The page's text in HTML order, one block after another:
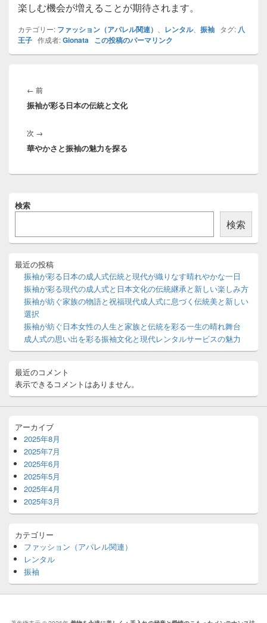
楽しむ機会が増えることが期待されます。
カテゴリー: ファッション（アパレル関連） レンタル、 振袖 タグ: 八
王子 作成者:Gionata この投稿のパーマリンク
稿
ナ
ゲ
ー
シ
← 前前
の
振袖が彩る日本の伝統と文化
次 →
の
稿:
華やかさと振袖の魅力を探る
イ
イ
バ
エ
ア
検索
検索
最近の投稿
振袖が彩る日本の成人式伝統と現代が織りなす晴れやかな一日
振袖が彩る現代の成人式と日本文化の伝統継承と新しい楽しみ方
振袖が紡ぐ家族の物語と祝福現代成人式に息づく伝統美と新しい
選択
振袖が紡ぐ日本女性の人生と家族と伝統を彩る一生の晴れ舞台
成人式の思い出を彩る振袖文化と現代レンタルサービスの魅力
最近のコメント
表示できるコメントはありません。
アーカイブ
2025年8月
2025年7月
2025年6月
2025年5月
2025年4月
2025年3月
カテゴリー
ファッション（アパレル関連）
レンタル
振袖